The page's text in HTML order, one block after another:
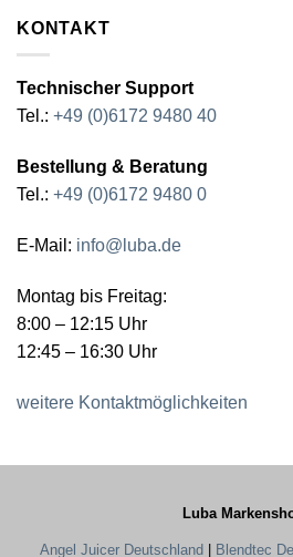
KONTAKT
Technischer Support
Tel.: +49 (0)6172 9480 40
Bestellung & Beratung
Tel.: +49 (0)6172 9480 0
E-Mail: info@luba.de
Montag bis Freitag:
8:00 – 12:15 Uhr
12:45 – 16:30 Uhr
weitere Kontaktmöglichkeiten
Luba
Angel Juicer Deutschland Blendtec